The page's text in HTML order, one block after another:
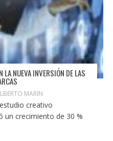
LA NUEVA INVERSIÓN DE LAS
MARIN
creativo
un crecimiento de 30 %